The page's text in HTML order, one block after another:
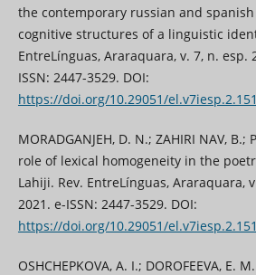
the contemporary russian and
cognitive structures of a linguistic
EntreLínguas, Araraquara, v. 7, n. esp.
ISSN: 2447-3529. DOI:
https://doi.org/10.29051/
MORADGANJEH, D. N.; ZAHIRI NAV, B.;
role of lexical homogeneity in the
Lahiji. Rev. EntreLínguas, Araraquara,
2021. e-ISSN: 2447-3529. DOI:
https://doi.org/10.29051/
OSHCHEPKOVA, A. I.; DOROFEEVA, E.